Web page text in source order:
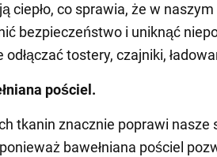
ciepło, co sprawia, że w
bezpieczeństwo i uniknąć
tostery, czajniki,
pościel.
tkanin znacznie poprawi nasze
bawełniana pościel